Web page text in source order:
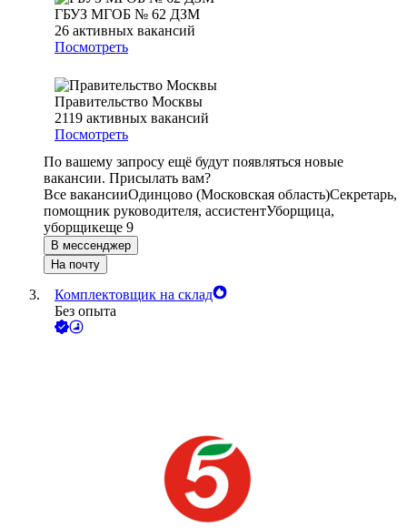
ГБУЗ МГОБ № 62 ДЗМ
26 активных вакансий
Посмотреть
Правительство Москвы
2119 активных вакансий
Посмотреть
По вашему запросу ещё будут появляться новые
вакансии. Присылать вам?
Все вакансииОдинцово (Московская область)Секретарь,
помощник руководителя, ассистентУборщица,
уборщикеще 9
В мессенджер
На почту
Комплектовщик на склад
Без опыта